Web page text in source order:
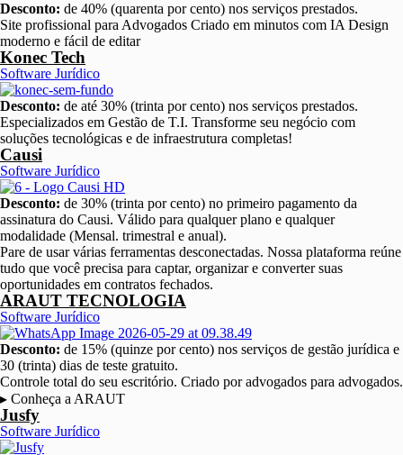
Desconto: de 40% (quarenta por cento) nos serviços prestados.
Site profissional para Advogados Criado em minutos com IA Design
moderno e fácil de editar
Konec Tech
Software Jurídico
Desconto: de até 30% (trinta por cento) nos serviços prestados.
Especializados em Gestão de T.I. Transforme seu negócio com
soluções tecnológicas e de infraestrutura completas!
Causi
Software Jurídico
Desconto: de 30% (trinta por cento) no primeiro pagamento da
assinatura do Causi. Válido para qualquer plano e qualquer
modalidade (Mensal. trimestral e anual).
Pare de usar várias ferramentas desconectadas. Nossa plataforma reúne
tudo que você precisa para captar, organizar e converter suas
oportunidades em contratos fechados.
ARAUT TECNOLOGIA
Software Jurídico
Desconto: de 15% (quinze por cento) nos serviços de gestão jurídica e
30 (trinta) dias de teste gratuito.
Controle total do seu escritório. Criado por advogados para advogados.
▸ Conheça a ARAUT
Jusfy
Software Jurídico